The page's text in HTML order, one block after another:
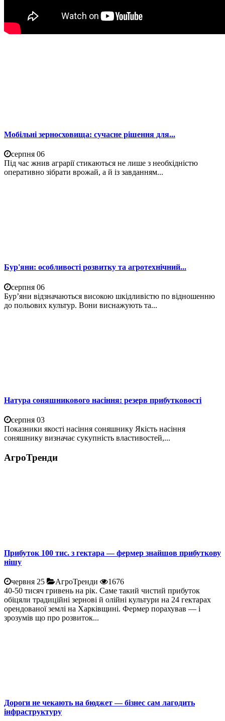
Мобільні зерносховища: сучасне рішення для...
серпня 06
Під час жнив аграрії стикаються не лише з необхідністю
оперативно зібрати врожай, а й із завданням...
Бур'яни: особливості розвитку та агротехнічний...
серпня 06
Бур’яни відзначаються високою шкідливістю по відношенню
до польових культур. Вони виснажують та...
Натура соняшникового насіння: резерв прибутковості
серпня 03
Показники якості насіння соняшнику Якість насіння
соняшнику визначає сукупність властивостей,...
АгроТренди
Прибуток 100 тис. з гектара — фермер знайшов прибуткову
нішу
червня 25 АгроТренди
1676
40-50 тисяч гривень на рік. Саме такий чистий прибуток
обіцяли традиційні зернові й олійні культури на 24 гектарах
орендованої землі на Харківщині. Фермер порахував — і
зрозумів що про розвиток...
Дороги не чекають на бюджет — бізнес сам лагодить
інфраструктуру